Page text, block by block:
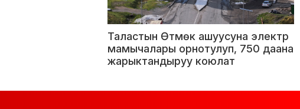
Таластын Өтмөк ашуусуна электр
мамычалары орнотулуп, 750 даана
жарыктандыруу коюлат